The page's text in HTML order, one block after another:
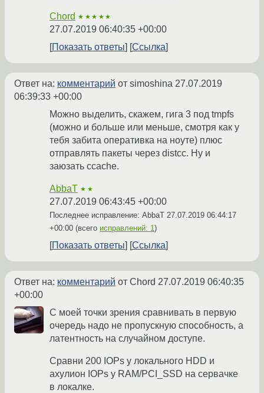
Chord ★★★★★
27.07.2019 06:40:35 +00:00
Показать ответы
Ссылка
Ответ на: комментарий от simoshina 27.07.2019
06:39:33 +00:00
Можно выделить, скажем, гига 3 под tmpfs
(можно и больше или меньше, смотря как у
тебя забита оперативка на ноуте) плюс
отправлять пакеты через distcc. Ну и
заюзать ccache.
AbbaT ★★
27.07.2019 06:43:45 +00:00
Последнее исправление: AbbaT 27.07.2019 06:44:17
+00:00 (всего исправлений: 1)
Показать ответы Ссылка
Ответ на: комментарий от Chord 27.07.2019 06:40:35
+00:00
С моей точки зрения сравнивать в первую
очередь надо не пропускную способность, а
латентность на случайном доступе.
Сравни 200 IOPs у локального HDD и
ахулион IOPs у RAM/PCI_SSD на сервачке
в локалке.